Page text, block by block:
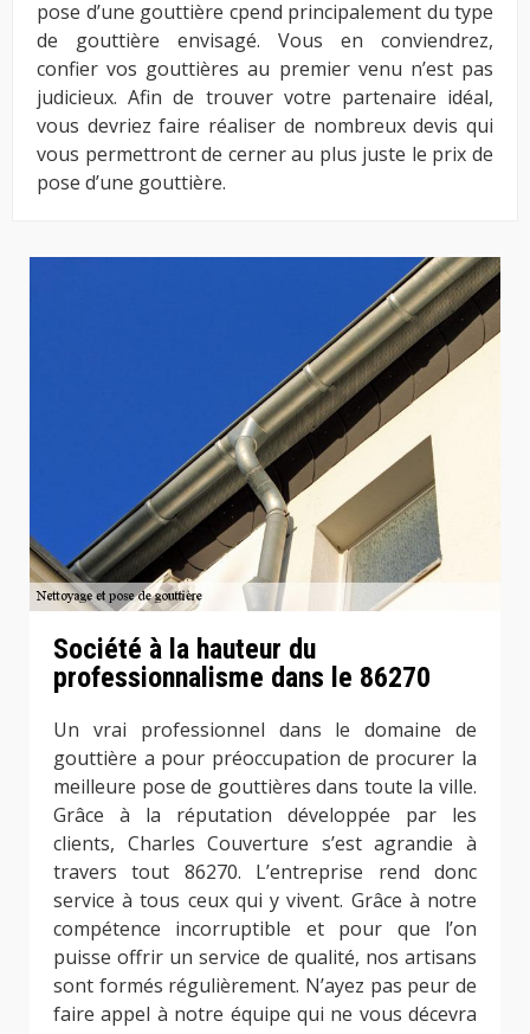
pose d’une gouttière cpend principalement du type
de gouttière envisagé. Vous en conviendrez,
confier vos gouttières au premier venu n’est pas
judicieux. Afin de trouver votre partenaire idéal,
vous devriez faire réaliser de nombreux devis qui
vous permettront de cerner au plus juste le prix de
pose d’une gouttière.
Société à la hauteur du
professionnalisme dans le 86270
Un vrai professionnel dans le domaine de
gouttière a pour préoccupation de procurer la
meilleure pose de gouttières dans toute la ville.
Grâce à la réputation développée par les
clients, Charles Couverture s’est agrandie à
travers tout 86270. L’entreprise rend donc
service à tous ceux qui y vivent. Grâce à notre
compétence incorruptible et pour que l’on
puisse offrir un service de qualité, nos artisans
sont formés régulièrement. N’ayez pas peur de
faire appel à notre équipe qui ne vous décevra